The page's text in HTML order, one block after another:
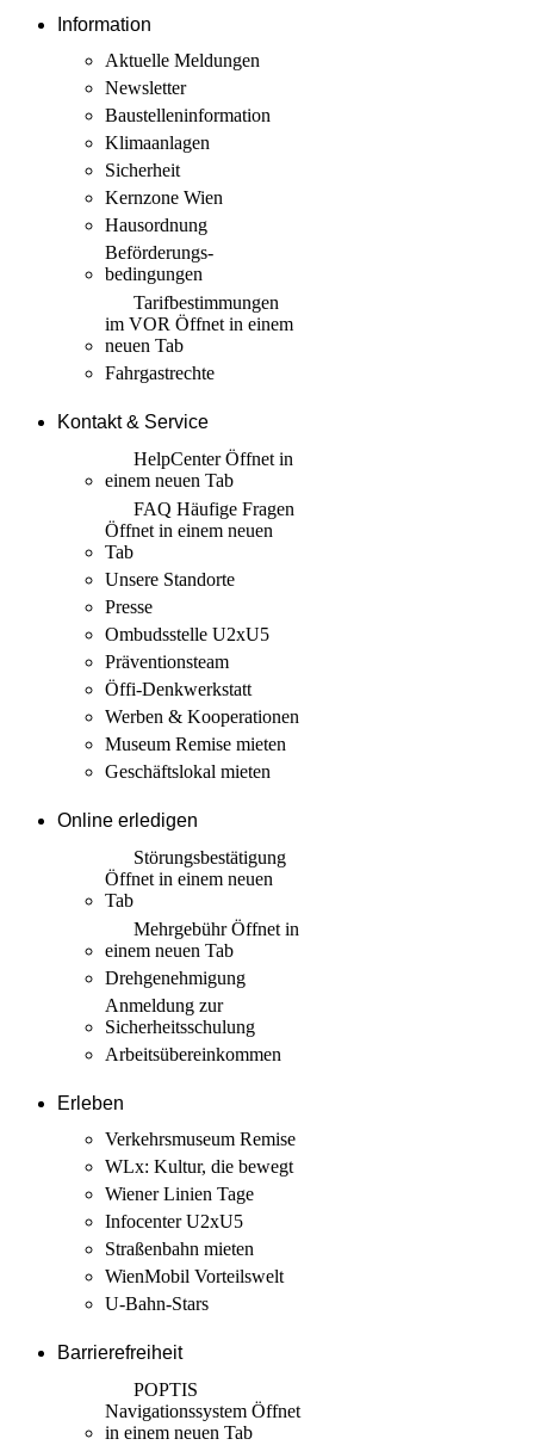
Information
Aktuelle Meldungen
Newsletter
Baustellen­information
Klimaanlagen
Sicherheit
Kernzone Wien
Hausordnung
Beförderungs­
bedingungen
Tarif­bestimmungen
im VOR Öffnet in einem
neuen Tab
Fahrgastrechte
Kontakt & Service
HelpCenterÖffnet in
einem neuen Tab
FAQ Häufige Fragen
Öffnet in einem neuen
Tab
Unsere Standorte
Presse
Ombudsstelle U2xU5
Präventionsteam
Öffi-Denkwerkstatt
Werben & Kooperationen
Museum Remise mieten
Geschäftslokal mieten
Online erledigen
Störungs­bestätigung
Öffnet in einem neuen
Tab
MehrgebührÖffnet in
einem neuen Tab
Drehgenehmigung
Anmeldung zur
Sicherheits­schulung
Arbeits­übereinkommen
Erleben
Verkehrsmuseum Remise
WLx: Kultur, die bewegt
Wiener Linien Tage
Infocenter U2xU5
Straßenbahn mieten
WienMobil Vorteilswelt
U-Bahn-Stars
Barrierefreiheit
POPTIS
Navigationssystem Öffnet
in einem neuen Tab